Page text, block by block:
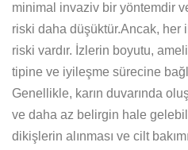
minimal invaziv bir yöntemdir
riski daha düşüktür.Ancak, her
riski vardır. İzlerin boyutu,
tipine ve iyileşme sürecine
Genellikle, karın duvarında
ve daha az belirgin hale
dikişlerin alınması ve cilt